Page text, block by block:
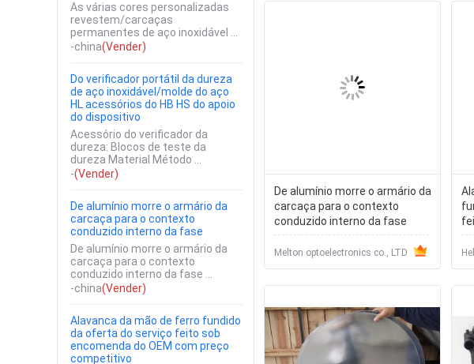
As várias cores personalizadas
revestem/carcaças
permanentes de aço inoxidável ...
-china(Vender)
Do verificador portátil da dureza
de aço inoxidável/molde do aço
HL acessórios do HB HS do apoio
do dispositivo
Acessório do verificador da
dureza: Blocos de teste da
dureza Material Método ...
-(Vender)
De alumínio morre o armário da
carcaça para o contexto
conduzido interno da fase
De alumínio morre o armário da
carcaça para o contexto
conduzido interno da fase ...
-china(Vender)
Alavanca da mão de ferro fundido
da oferta do serviço feito sob
encomenda do OEM com preço
competitivo
De alumínio morre o armário da
carcaça para o contexto
conduzido interno da fase
Melton optoelectronics co., LTD